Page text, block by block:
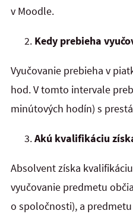
v Moodle.
Kedy prebieha
Vyučovanie prebieha v
hod. V tomto intervale
minútových hodín) s
Akú kvalifikáciu
Absolvent získa
vyučovanie predmetu
o spoločnosti), a